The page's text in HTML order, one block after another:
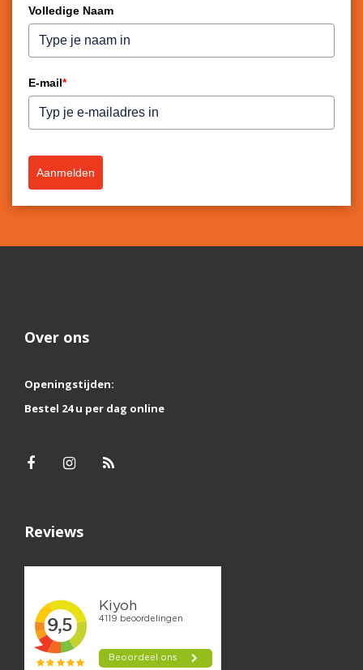
Volledige Naam
E-mail*
Aanmelden
Over ons
Openingstijden:
Bestel 24 u per dag online
Reviews